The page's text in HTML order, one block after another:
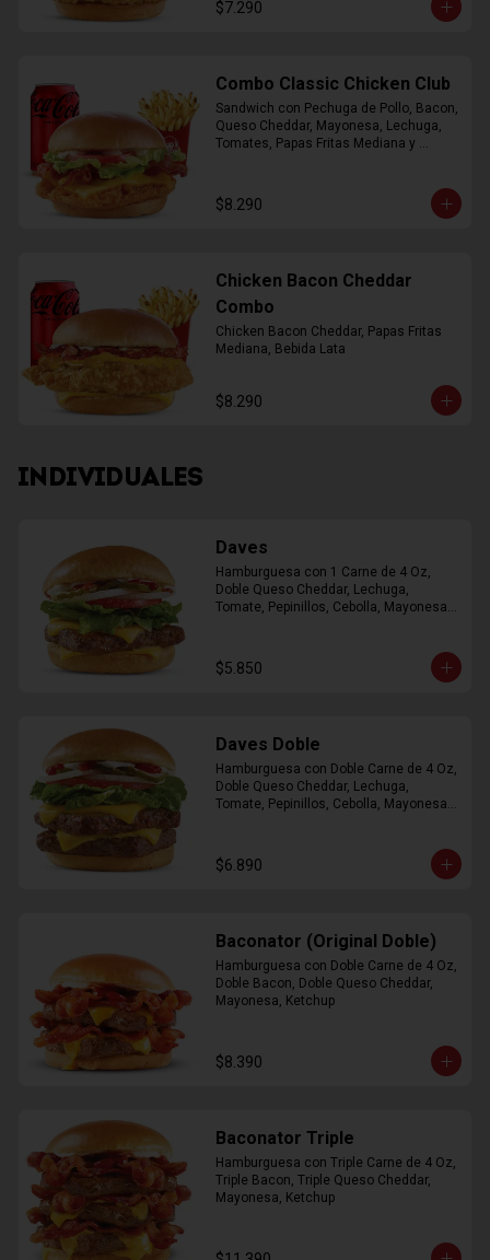
$7.290
Combo Classic Chicken Club
Sandwich con Pechuga de Pollo, Bacon,
Queso Cheddar, Mayonesa, Lechuga,
Tomates, Papas Fritas Mediana y
$8.290
Chicken Bacon Cheddar
Combo
Chicken Bacon Cheddar, Papas Fritas
Mediana, Bebida Lata
$8.290
INDIVIDUALES
Daves
Hamburguesa con 1 Carne de 4 Oz,
Doble Queso Cheddar, Lechuga,
Tomate, Pepinillos, Cebolla, Mayonesa,
$5.850
Daves Doble
Hamburguesa con Doble Carne de 4 Oz,
Doble Queso Cheddar, Lechuga,
Tomate, Pepinillos, Cebolla, Mayonesa,
$6.890
Baconator (Original Doble)
Hamburguesa con Doble Carne de 4 Oz,
Doble Bacon, Doble Queso Cheddar,
Mayonesa, Ketchup
$8.390
Baconator Triple
Hamburguesa con Triple Carne de 4 Oz,
Triple Bacon, Triple Queso Cheddar,
Mayonesa, Ketchup